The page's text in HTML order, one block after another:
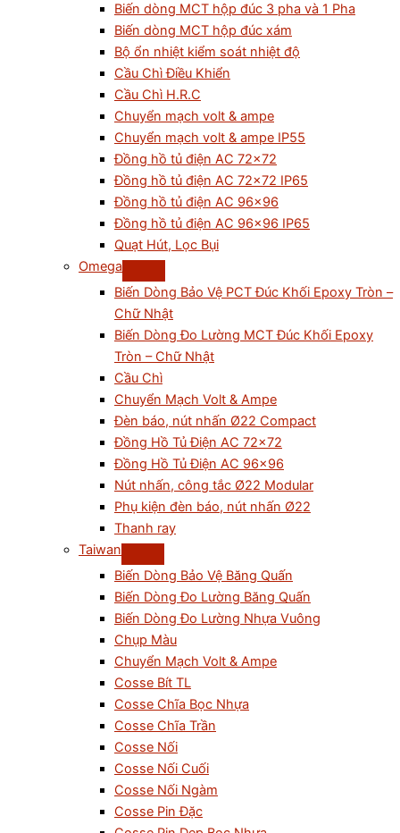
Biến dòng MCT hộp đúc 3 pha và 1 Pha
Biến dòng MCT hộp đúc xám
Bộ ổn nhiệt kiểm soát nhiệt độ
Cầu Chì Điều Khiển
Cầu Chì H.R.C
Chuyển mạch volt & ampe
Chuyển mạch volt & ampe IP55
Đồng hồ tủ điện AC 72×72
Đồng hồ tủ điện AC 72×72 IP65
Đồng hồ tủ điện AC 96×96
Đồng hồ tủ điện AC 96×96 IP65
Quạt Hút, Lọc Bụi
Omega
Biến Dòng Bảo Vệ PCT Đúc Khối Epoxy Tròn –
Chữ Nhật
Biến Dòng Đo Lường MCT Đúc Khối Epoxy
Tròn – Chữ Nhật
Cầu Chì
Chuyển Mạch Volt & Ampe
Đèn báo, nút nhấn Ø22 Compact
Đồng Hồ Tủ Điện AC 72×72
Đồng Hồ Tủ Điện AC 96×96
Nút nhấn, công tắc Ø22 Modular
Phụ kiện đèn báo, nút nhấn Ø22
Thanh ray
Taiwan
Biến Dòng Bảo Vệ Băng Quấn
Biến Dòng Đo Lường Băng Quấn
Biến Dòng Đo Lường Nhựa Vuông
Chụp Màu
Chuyển Mạch Volt & Ampe
Cosse Bít TL
Cosse Chĩa Bọc Nhựa
Cosse Chĩa Trần
Cosse Nối
Cosse Nối Cuối
Cosse Nối Ngàm
Cosse Pin Đặc